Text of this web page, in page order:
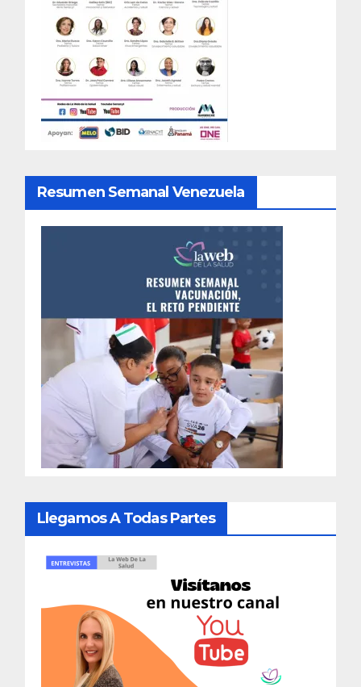
Resumen Semanal Venezuela
Llegamos A Todas Partes